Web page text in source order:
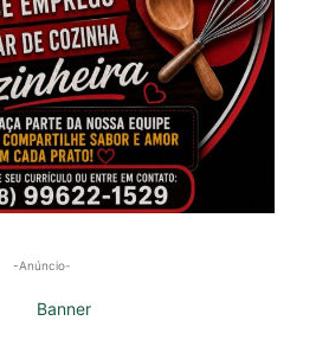
-Anúncio-